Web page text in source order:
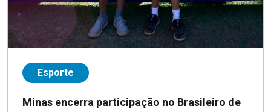
Esporte
Minas encerra participação no Brasileiro de